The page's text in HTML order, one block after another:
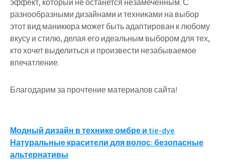
эффект, который не останется незамеченным. С
разнообразными дизайнами и техниками на выбор
этот вид маникюра может быть адаптирован к любому
вкусу и стилю, делая его идеальным выбором для тех,
кто хочет выделиться и произвести незабываемое
впечатление.
Благодарим за прочтение материалов сайта!
Навигация
по
Модный дизайн в технике омбре и tie-dye
Натуральные красители для волос: безопасные
альтернативы